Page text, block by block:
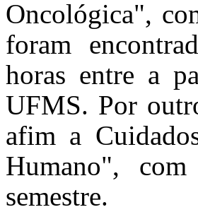
Oncológica",
foram
horas entre a
UFMS. Por
afim a
Humano",
semestre.